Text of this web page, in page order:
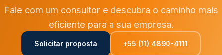
Fale com um consultor e descubra o caminho mais
eficiente para a sua empresa.
Solicitar proposta +55 (11) 4890-4111